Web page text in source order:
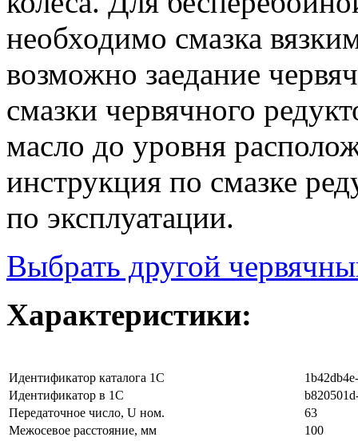
необходимо смазка
возможно заедание
смазки червячного
масло до уровня
инструкция по смазке
по эксплуатации.
Выбрать другой
Характеристики:
Идентификатор каталога 1С
Идентификатор в 1С
Передаточное число, U ном.
63
Межосевое расстояние, мм
100